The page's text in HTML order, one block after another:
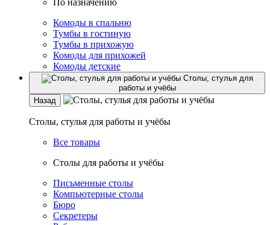
По назначению
Комоды в спальню
Тумбы в гостиную
Тумбы в прихожую
Комоды для прихожей
Комоды детские
Столы, стулья для
работы и учёбы
Назад
Столы, стулья для работы и учёбы
Все товары
Столы для работы и учёбы
Письменные столы
Компьютерные столы
Бюро
Секретеры